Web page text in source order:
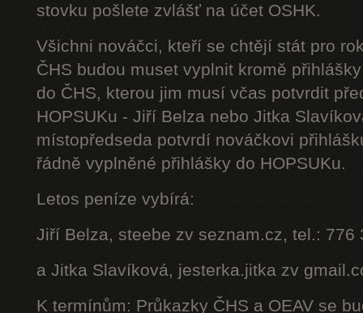
stovku pošlete zvlášť na účet OSHK.
Všichni nováčci, kteří se chtějí stát pro
ČHS budou muset vyplnit kromě
do ČHS, kterou jim musí včas potvrdit
HOPSUKu - Jiří Belza nebo Jitka
místopředseda potvrdí nováčkovi
řádně vyplněné přihlášky do HOPSUKu.
Letos peníze vybírá:
Jiří Belza, steebe zv seznam.cz, tel.: 776
a Jitka Slavíková, jesterka.jitka zv
K termínům: Průkazky ČHS a OEAV se